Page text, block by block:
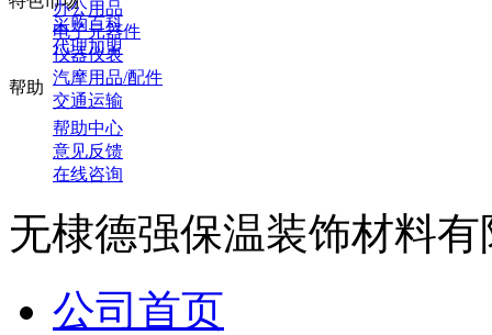
办公用品
电子元器件
仪器仪表
汽摩用品/配件
交通运输
采购百科
代理加盟
帮助
帮助中心
意见反馈
在线咨询
无棣德强保温装饰材料有
公司首页